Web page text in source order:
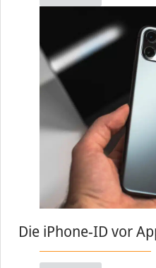
Die iPhone-ID vor